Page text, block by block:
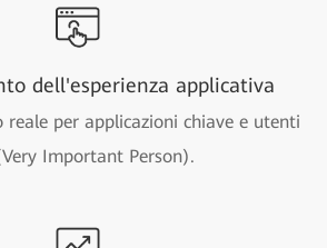
dell'esperienza applicativa
reale per applicazioni chiave e utenti
Important Person).